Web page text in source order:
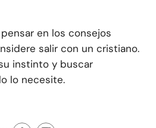
en los consejos
salir con un cristiano.
instinto y buscar
lo necesite.